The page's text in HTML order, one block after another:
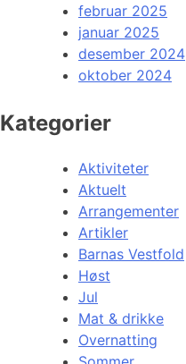
februar 2025
januar 2025
desember 2024
oktober 2024
Kategorier
Aktiviteter
Aktuelt
Arrangementer
Artikler
Barnas Vestfold
Høst
Jul
Mat & drikke
Overnatting